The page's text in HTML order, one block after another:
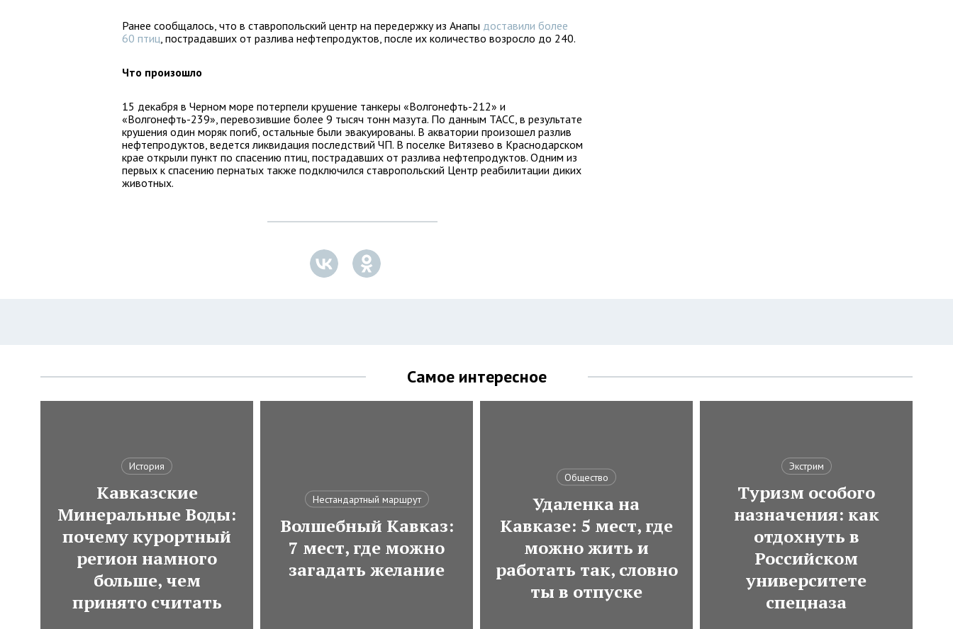
Ранее сообщалось, что в ставропольский центр на передержку из Анапы доставили более
60 птиц, пострадавших от разлива нефтепродуктов, после их количество возросло до 240.
Что произошло
15 декабря в Черном море потерпели крушение танкеры «Волгонефть-212» и
«Волгонефть-239», перевозившие более 9 тысяч тонн мазута. По данным ТАСС, в результате
крушения один моряк погиб, остальные были эвакуированы. В акватории произошел разлив
нефтепродуктов, ведется ликвидация последствий ЧП. В поселке Витязево в Краснодарском
крае открыли пункт по спасению птиц, пострадавших от разлива нефтепродуктов. Одним из
первых к спасению пернатых также подключился ставропольский Центр реабилитации диких
животных.
Самое интересное
История
Кавказские
Минеральные Воды:
почему курортный
регион намного
больше, чем
принято считать
Нестандартный маршрут
Волшебный Кавказ:
7 мест, где можно
загадать желание
Общество
Удаленка на
Кавказе: 5 мест, где
можно жить и
работать так, словно
ты в отпуске
Экстрим
Туризм особого
назначения: как
отдохнуть в
Российском
университете
спецназа